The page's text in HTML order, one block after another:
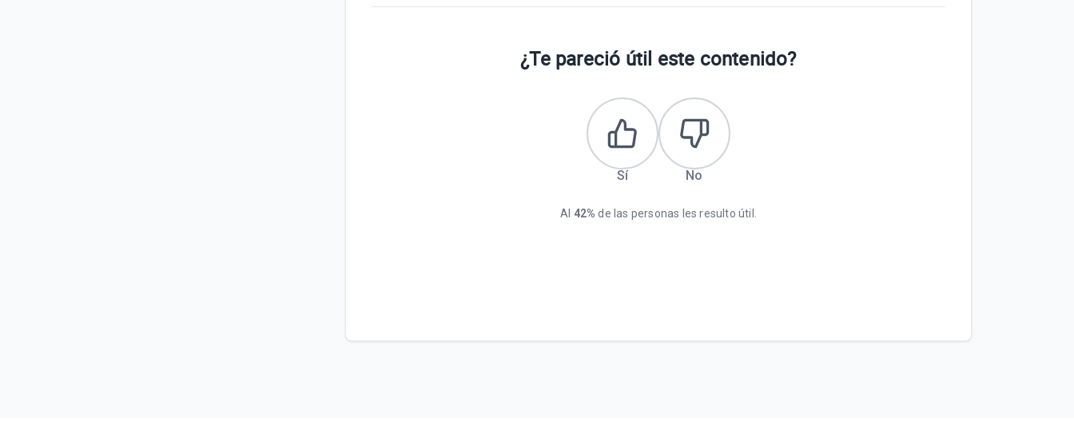
¿Te pareció útil este contenido?
Sí No
Al 42% de las personas les resulto útil.